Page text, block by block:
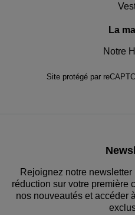
La
Notre
Site protégé par
Rejoignez notre
réduction sur votre première
nos nouveautés et accéder